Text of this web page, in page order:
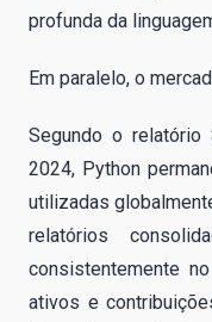
profunda da
Em paralelo, o
Segundo o relatório
2024, Python
utilizadas
relatórios
consistentemente
ativos e